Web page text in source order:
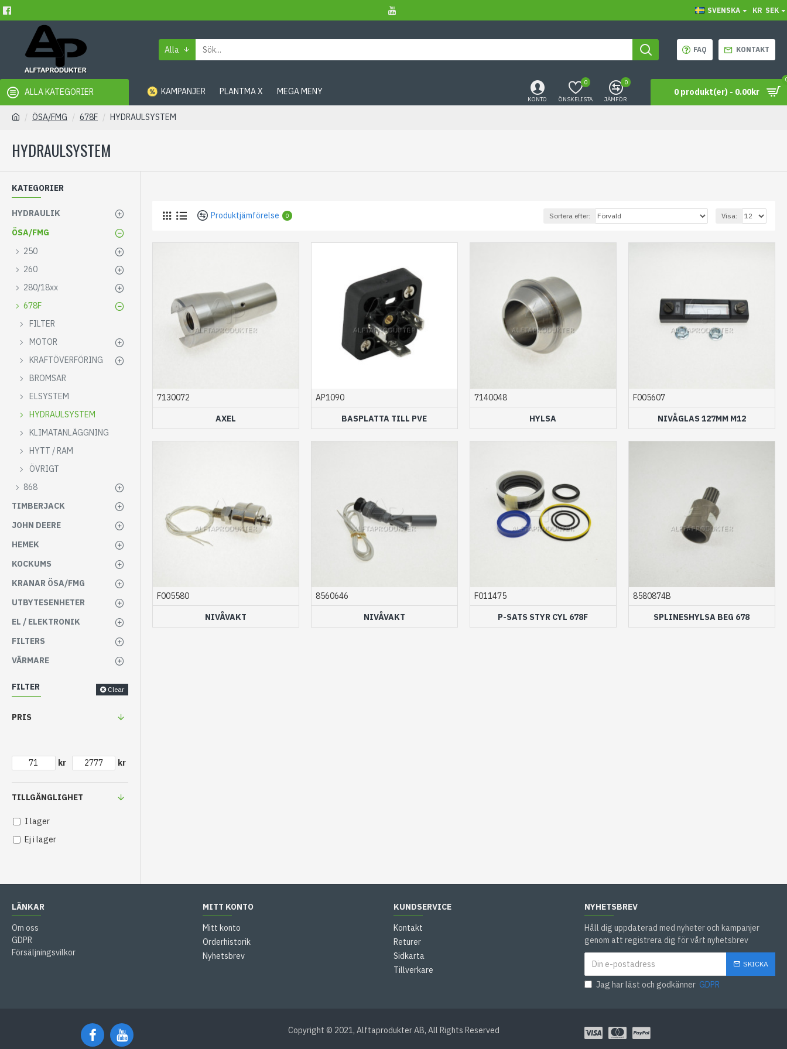
SVENSKA KR SEK
Alla FAQ KONTAKT
ALLA KATEGORIER KAMPANJER PLANTMA X MEGA MENY
KONTO ÖNSKELISTA
0
JÄMFÖR
0
0 produkt(er) - 0.00kr
ÖSA/FMG 678F HYDRAULSYSTEM
HYDRAULSYSTEM
KATEGORIER
HYDRAULIK
ÖSA/FMG
250
260
280/18xx
678F
FILTER
MOTOR
KRAFTÖVERFÖRING
BROMSAR
ELSYSTEM
HYDRAULSYSTEM
KLIMATANLÄGGNING
HYTT / RAM
ÖVRIGT
868
TIMBERJACK
JOHN DEERE
HEMEK
KOCKUMS
KRANAR ÖSA/FMG
UTBYTESENHETER
EL / ELEKTRONIK
FILTERS
VÄRMARE
FILTER Clear
PRIS
kr kr
TILLGÄNGLIGHET
I lager
Ej i lager
Produktjämförelse 0 Sortera efter: Visa:
7130072
AXEL
AP1090
BASPLATTA TILL PVE
7140048
HYLSA
F005607
NIVÅGLAS 127MM M12
F005580
NIVÅVAKT
8560646
NIVÅVAKT
F011475
P-SATS STYR CYL 678F
8580874B
SPLINESHYLSA BEG 678
LÄNKAR
Om oss
GDPR
Försäljningsvilkor
MITT KONTO
Mitt konto
Orderhistorik
Nyhetsbrev
KUNDSERVICE
Kontakt
Returer
Sidkarta
Tillverkare
NYHETSBREV
Håll dig uppdaterad med nyheter och kampanjer
genom att registrera dig för vårt nyhetsbrev
SKICKA
Jag har läst och godkänner GDPR
Copyright © 2021, Alftaprodukter AB, All Rights Reserved